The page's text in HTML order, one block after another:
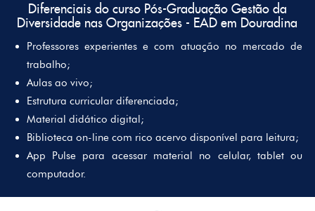
Diferenciais do curso Pós-Graduação Gestão da
Diversidade nas Organizações - EAD em Douradina
Professores experientes e com atuação no mercado de
trabalho;
Aulas ao vivo;
Estrutura curricular diferenciada;
Material didático digital;
Biblioteca on-line com rico acervo disponível para leitura;
App Pulse para acessar material no celular, tablet ou
computador.